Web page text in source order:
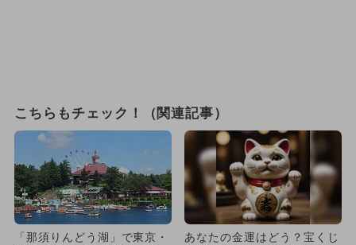
こちらもチェック！（関連記事）
「那須りんどう湖」で東京・
あなたの金運はどう？宝くじ